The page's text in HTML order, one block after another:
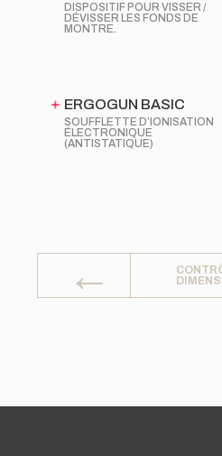
DISPOSITIF POUR VISSER /
DÉVISSER LES FONDS DE
MONTRE.
ERGOGUN BASIC
SOUFFLETTE D’IONISATION
ÉLECTRONIQUE
(ANTISTATIQUE)
←